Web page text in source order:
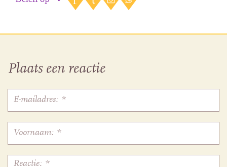
Plaats een reactie